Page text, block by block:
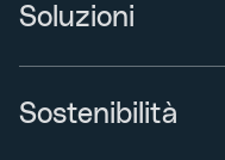
Soluzioni
Sostenibilità